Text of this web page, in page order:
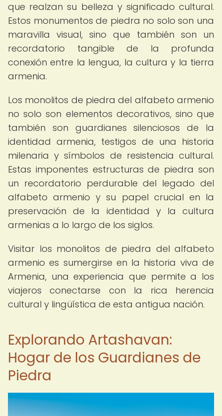
que realzan su belleza y significado cultural.
Estos monumentos de piedra no solo son una
maravilla visual, sino que también son un
recordatorio tangible de la profunda
conexión entre la lengua, la cultura y la tierra
armenia.
Los monolitos de piedra del alfabeto armenio
no solo son elementos decorativos, sino que
también son guardianes silenciosos de la
identidad armenia, testigos de una historia
milenaria y símbolos de resistencia cultural.
Estas imponentes estructuras de piedra son
un recordatorio perdurable del legado del
alfabeto armenio y su papel crucial en la
preservación de la identidad y la cultura
armenias a lo largo de los siglos.
Visitar los monolitos de piedra del alfabeto
armenio es sumergirse en la historia viva de
Armenia, una experiencia que permite a los
viajeros conectarse con la rica herencia
cultural y lingüística de esta antigua nación.
Explorando Artashavan:
Hogar de los Guardianes de
Piedra